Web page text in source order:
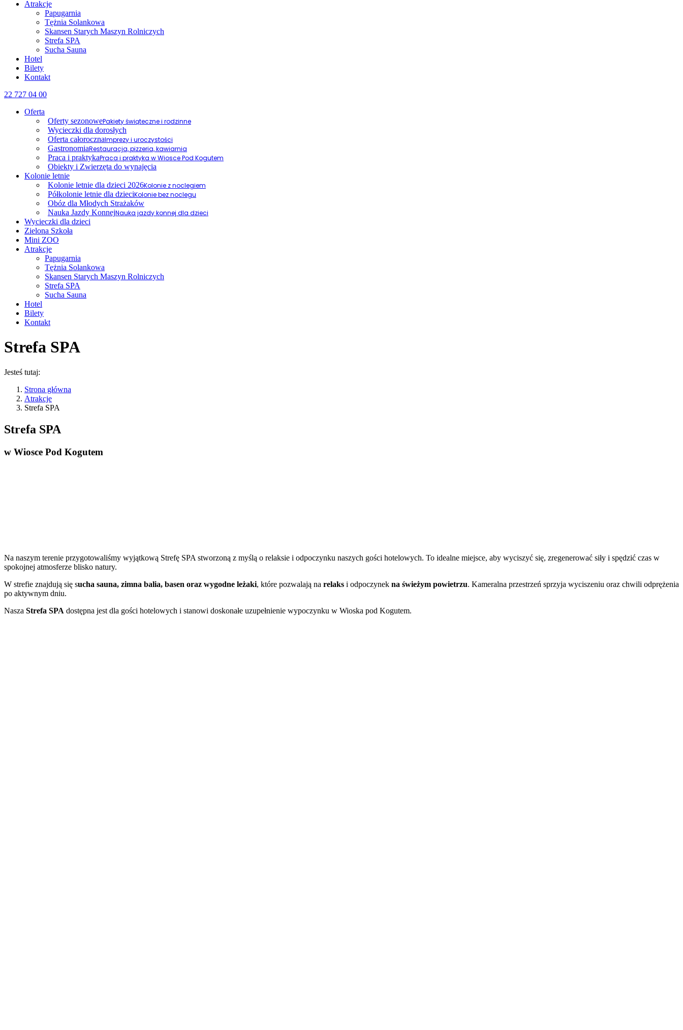
Atrakcje
Papugarnia
Tężnia Solankowa
Skansen Starych Maszyn Rolniczych
Strefa SPA
Sucha Sauna
Hotel
Bilety
Kontakt
22 727 04 00
Oferta
Oferty sezonowePakiety świąteczne i rodzinne
Wycieczki dla dorosłych
Oferta całorocznaImprezy i uroczystości
GastronomiaRestauracja, pizzeria, kawiarnia
Praca i praktykaPraca i praktyka w Wiosce Pod Kogutem
Obiekty i Zwierzęta do wynajęcia
Kolonie letnie
Kolonie letnie dla dzieci 2026Kolonie z noclegiem
Półkolonie letnie dla dzieciKolonie bez noclegu
Obóz dla Młodych Strażaków
Nauka Jazdy KonnejNauka jazdy konnej dla dzieci
Wycieczki dla dzieci
Zielona Szkoła
Mini ZOO
Atrakcje
Papugarnia
Tężnia Solankowa
Skansen Starych Maszyn Rolniczych
Strefa SPA
Sucha Sauna
Hotel
Bilety
Kontakt
Strefa SPA
Jesteś tutaj:
Strona główna
Atrakcje
Strefa SPA
Strefa SPA
w Wiosce Pod Kogutem
Na naszym terenie przygotowaliśmy wyjątkową Strefę SPA stworzoną z myślą o relaksie i odpoczynku naszych gości hotelowych. To idealne miejsce, aby wyciszyć się, zregenerować siły i spędzić czas w
spokojnej atmosferze blisko natury.
W strefie znajdują się sucha sauna, zimna balia, basen oraz wygodne leżaki, które pozwalają na relaks i odpoczynek na świeżym powietrzu. Kameralna przestrzeń sprzyja wyciszeniu oraz chwili odprężenia
po aktywnym dniu.
Nasza Strefa SPA dostępna jest dla gości hotelowych i stanowi doskonałe uzupełnienie wypoczynku w Wioska pod Kogutem.